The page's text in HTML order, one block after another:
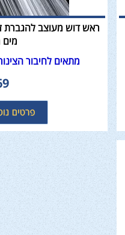
ראש דוש מעוצב
מים
​​​​​​​מתאים לחיבור